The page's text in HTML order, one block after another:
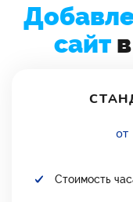
сайт
от
Стоимость